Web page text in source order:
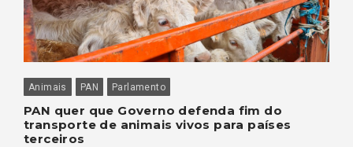
Animais PAN Parlamento
PAN quer que Governo defenda fim do
transporte de animais vivos para países
terceiros